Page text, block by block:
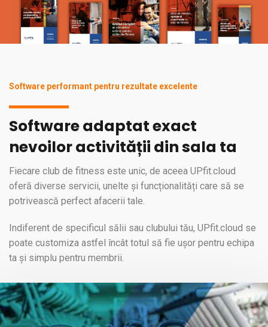
Software performant pentru rezultate excelente
Software adaptat exact
nevoilor activității din sala ta
Fiecare club de fitness este unic, de aceea UPfit.cloud
oferă diverse servicii, unelte și funcționalități care să se
potrivească perfect afacerii tale.
Indiferent de specificul sălii sau clubului tău, UPfit.cloud se
poate customiza astfel încât totul să fie ușor pentru echipa
ta și simplu pentru membrii.